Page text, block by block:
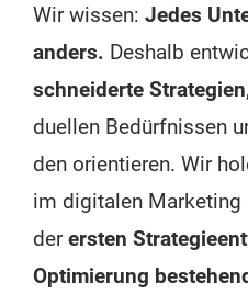
Wir wis­sen: Jedes
anders. Des­halb
schnei­der­te Stra­te­gien
du­el­len Bedürf­nis­sen
den ori­en­tie­ren. Wir
im digi­ta­len Mar­ke­ting
derers­ten
Opti­mie­rung